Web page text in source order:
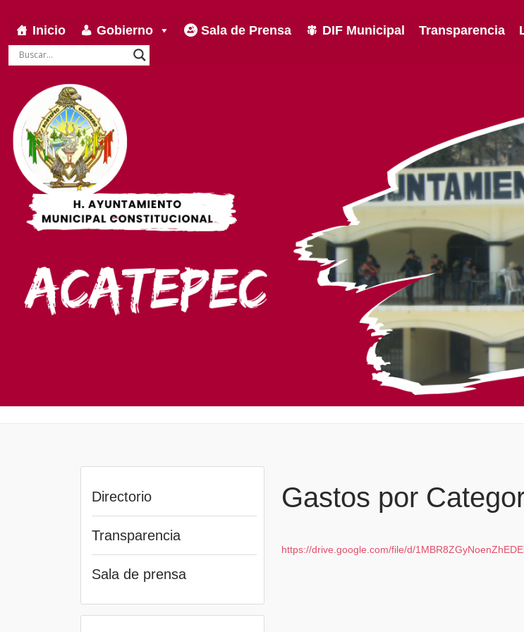
Inicio Gobierno Sala de Prensa DIF Municipal Transparencia
Directorio
Transparencia
Sala de prensa
Gastos por
https://drive.google.com/file/d/